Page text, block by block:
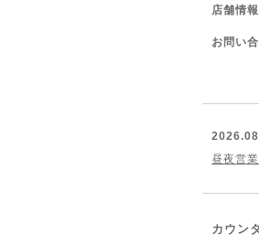
店舗情報
お問い
昼夜営
カウン